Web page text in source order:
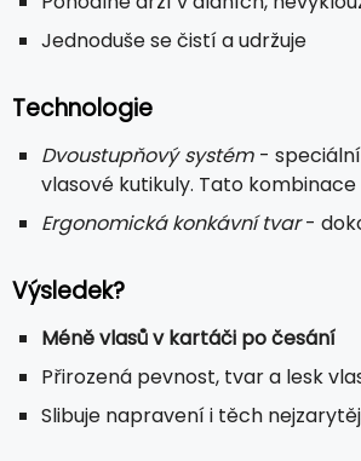
Jednoduše se čistí a udržuje
Technologie
Dvoustupňový systém- speciální
vlasové kutikuly. Tato
Ergonomická konkávní tvar-
Výsledek?
Méně vlasů v kartáči po česání
Přirozená pevnost, tvar a lesk
Slibuje napravení i těch